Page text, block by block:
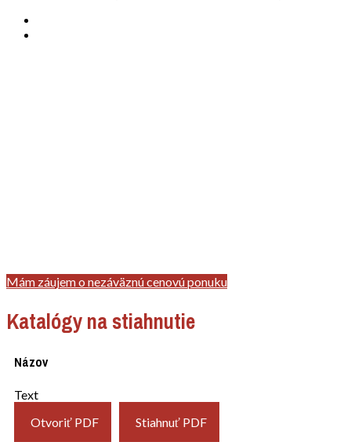
Mám záujem o nezáväznú cenovú ponuku
Katalógy na stiahnutie
Názov
Text
Otvoriť PDF
Stiahnuť PDF